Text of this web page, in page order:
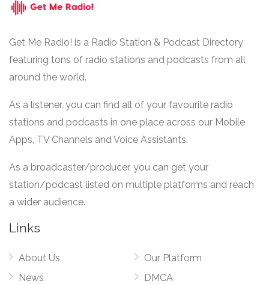
Get Me Radio! is a Radio Station & Podcast Directory
featuring tons of radio stations and podcasts from all
around the world.
As a listener, you can find all of your favourite radio
stations and podcasts in one place across our Mobile
Apps, TV Channels and Voice Assistants.
As a broadcaster/producer, you can get your
station/podcast listed on multiple platforms and reach
a wider audience.
Links
About Us
News
Our Platform
DMCA